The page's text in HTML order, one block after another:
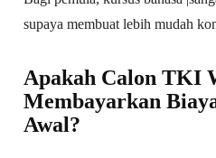
supaya membuat lebih mudah
Apakah Calon TKI
Membayarkan
Awal?